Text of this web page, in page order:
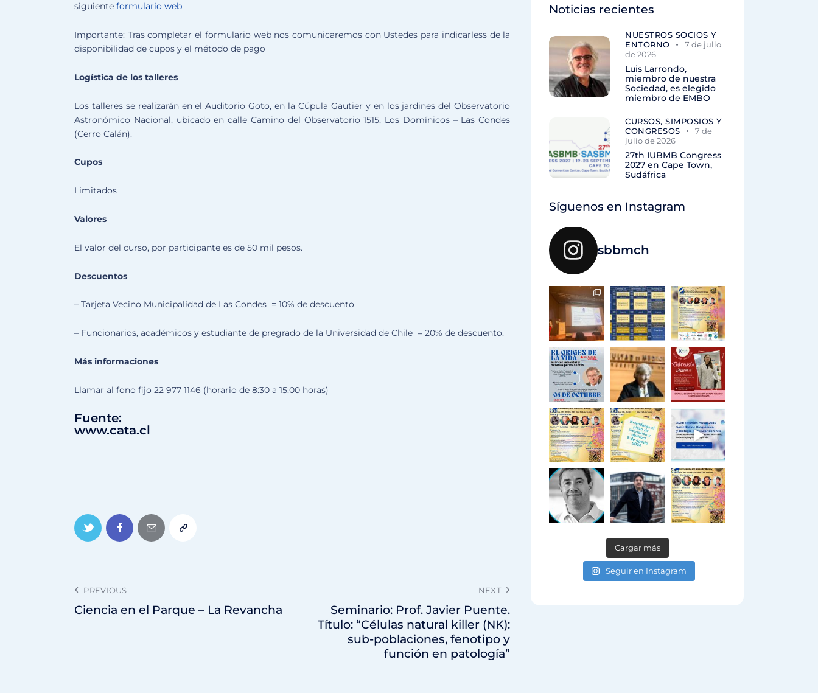
siguiente formulario web
Importante: Tras completar el formulario web nos comunicaremos con Ustedes para indicarless de la
disponibilidad de cupos y el método de pago
Logística de los talleres
Los talleres se realizarán en el Auditorio Goto, en la Cúpula Gautier y en los jardines del Observatorio
Astronómico Nacional, ubicado en calle Camino del Observatorio 1515, Los Domínicos – Las Condes
(Cerro Calán).
Cupos
Limitados
Valores
El valor del curso, por participante es de 50 mil pesos.
Descuentos
– Tarjeta Vecino Municipalidad de Las Condes = 10% de descuento
– Funcionarios, académicos y estudiante de pregrado de la Universidad de Chile = 20% de descuento.
Más informaciones
Llamar al fono fijo 22 977 1146 (horario de 8:30 a 15:00 horas)
Fuente:
www.cata.cl
PREVIOUS
Ciencia en el Parque – La Revancha
NEXT
Seminario: Prof. Javier Puente.
Título: “Células natural killer (NK):
sub-poblaciones, fenotipo y
función en patología”
Noticias recientes
NUESTROS SOCIOS Y
ENTORNO
7 de julio
de 2026
Luis Larrondo,
miembro de nuestra
Sociedad, es elegido
miembro de EMBO
CURSOS, SIMPOSIOS Y
CONGRESOS
7 de
julio de 2026
27th IUBMB Congress
2027 en Cape Town,
Sudáfrica
Síguenos en Instagram
sbbmch
Cargar más
Seguir en Instagram